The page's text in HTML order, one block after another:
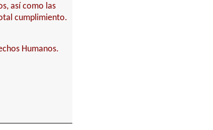
así como las
cumplimiento.
Humanos.